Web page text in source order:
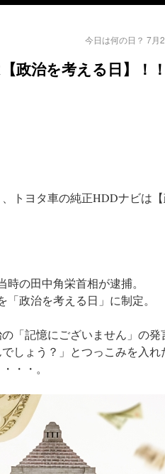
今日は何の日？ 7月
政治を考える日】！！
トヨタ車の純正HDDナビは
時の田中角栄首相が逮捕。
政治を考える日」に制定。
「記憶にございません」の
しょう？」とつっこみを入
・・。